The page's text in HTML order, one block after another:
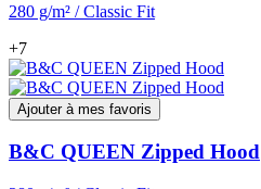
280 g/m² / Classic Fit
+7
Ajouter à mes favoris
B&C QUEEN Zipped Hood